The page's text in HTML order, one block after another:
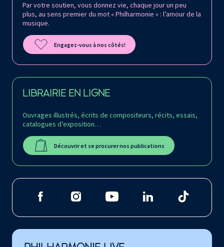
Par votre soutien, vous donnez vie, chaque jour un peu
plus, au sens premier du mot « Philharmonie » : l’amour de la
musique.
Engagez-vous à nos côtés!
LIBRAIRIE EN LIGNE
Ouvrages illustrés, écrits de compositeurs, récits, essais,
catalogues d’exposition…
Découvrir et se procurer nos publications